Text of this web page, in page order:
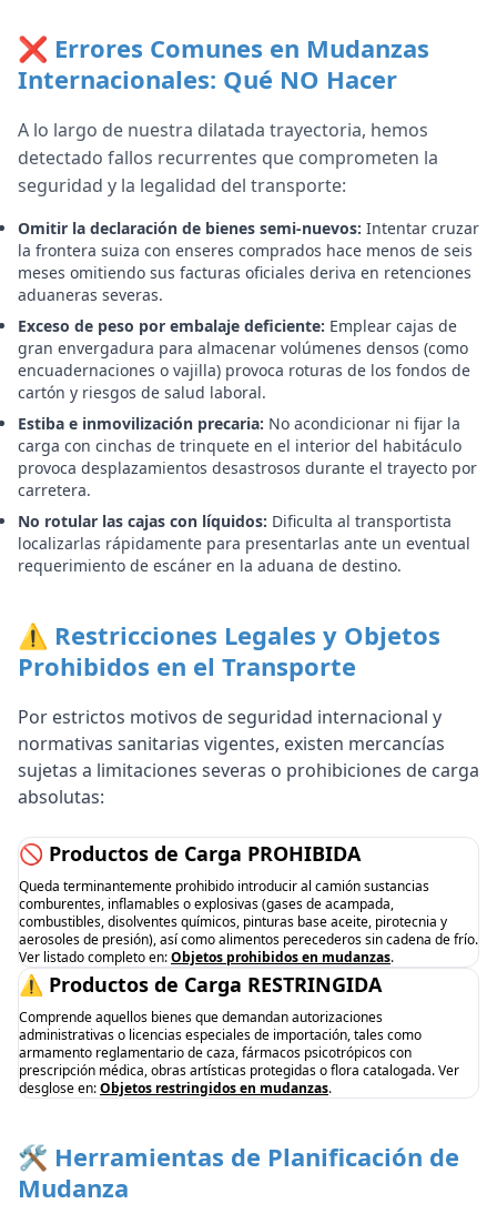
❌ Errores Comunes en Mudanzas
Internacionales: Qué NO Hacer
A lo largo de nuestra dilatada trayectoria, hemos
detectado fallos recurrentes que comprometen la
seguridad y la legalidad del transporte:
Omitir la declaración de bienes semi-nuevos: Intentar cruzar
la frontera suiza con enseres comprados hace menos de seis
meses omitiendo sus facturas oficiales deriva en retenciones
aduaneras severas.
Exceso de peso por embalaje deficiente: Emplear cajas de
gran envergadura para almacenar volúmenes densos (como
encuadernaciones o vajilla) provoca roturas de los fondos de
cartón y riesgos de salud laboral.
Estiba e inmovilización precaria: No acondicionar ni fijar la
carga con cinchas de trinquete en el interior del habitáculo
provoca desplazamientos desastrosos durante el trayecto por
carretera.
No rotular las cajas con líquidos: Dificulta al transportista
localizarlas rápidamente para presentarlas ante un eventual
requerimiento de escáner en la aduana de destino.
⚠️ Restricciones Legales y Objetos
Prohibidos en el Transporte
Por estrictos motivos de seguridad internacional y
normativas sanitarias vigentes, existen mercancías
sujetas a limitaciones severas o prohibiciones de carga
absolutas:
🚫 Productos de Carga PROHIBIDA
Queda terminantemente prohibido introducir al camión sustancias
comburentes, inflamables o explosivas (gases de acampada,
combustibles, disolventes químicos, pinturas base aceite, pirotecnia y
aerosoles de presión), así como alimentos perecederos sin cadena de frío.
Ver listado completo en:Objetos prohibidos en mudanzas.
⚠️ Productos de Carga RESTRINGIDA
Comprende aquellos bienes que demandan autorizaciones
administrativas o licencias especiales de importación, tales como
armamento reglamentario de caza, fármacos psicotrópicos con
prescripción médica, obras artísticas protegidas o flora catalogada. Ver
desglose en:Objetos restringidos en mudanzas.
🛠️ Herramientas de Planificación de
Mudanza